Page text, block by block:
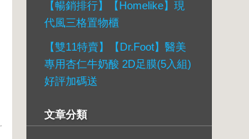
【暢銷排行】【Homelike】現
代風三格置物櫃
【雙11特賣】【Dr.Foot】醫美
專用杏仁牛奶酸 2D足膜(5入組)
好評加碼送
文章分類